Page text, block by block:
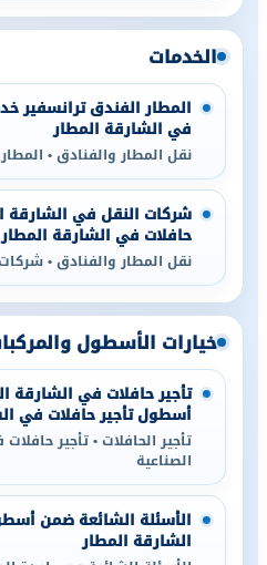
الخدمات
المطار الفندق ترانسفير
في الشارقة المطار
نقل المطار والفنادق •
شركات النقل في الشارقة
حافلات في الشارقة المطار
نقل المطار والفنادق •
خيارات الأسطول
تأجير حافلات في الشارقة
أسطول تأجير حافلات في
تأجير الحافلات • تأجير
الصناعية
الأسئلة الشائعة ضمن
الشارقة المطار